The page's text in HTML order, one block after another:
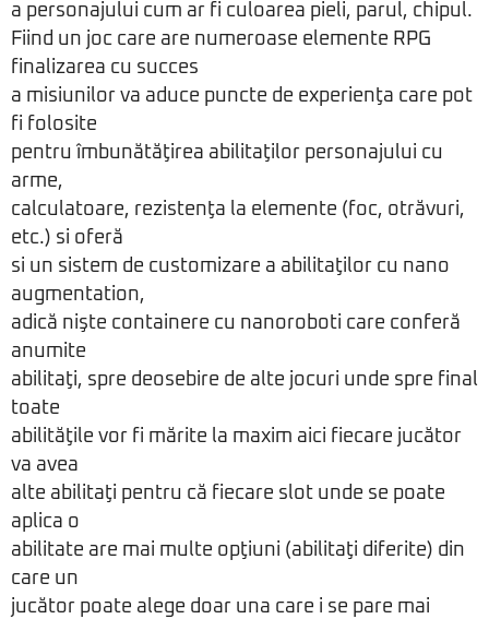
a personajului cum ar fi culoarea pieli, parul, chipul.
Fiind un joc care are numeroase elemente RPG
finalizarea cu succes
a misiunilor va aduce puncte de experienţa care pot
fi folosite
pentru îmbunătăţirea abilitaţilor personajului cu
arme,
calculatoare, rezistenţa la elemente (foc, otrăvuri,
etc.) si oferă
si un sistem de customizare a abilitaţilor cu nano
augmentation,
adică nişte containere cu nanoroboti care conferă
anumite
abilitaţi, spre deosebire de alte jocuri unde spre final
toate
abilităţile vor fi mărite la maxim aici fiecare jucător
va avea
alte abilitaţi pentru că fiecare slot unde se poate
aplica o
abilitate are mai multe opţiuni (abilitaţi diferite) din
care un
jucător poate alege doar una care i se pare mai